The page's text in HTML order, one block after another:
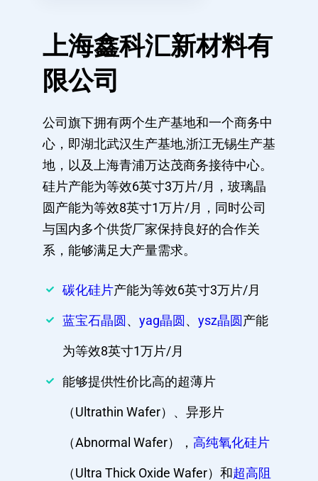
上海鑫科汇新材料有
限公司
公司旗下拥有两个生产基地和一个商务中
心，即湖北武汉生产基地,浙江无锡生产基
地，以及上海青浦万达茂商务接待中心。
硅片产能为等效6英寸3万片/月，玻璃晶
圆产能为等效8英寸1万片/月，同时公司
与国内多个供货厂家保持良好的合作关
系，能够满足大产量需求。
碳化硅片产能为等效6英寸3万片/月
蓝宝石晶圆 、 yag晶圆 、 ysz晶圆 产能
为等效8英寸1万片/月
能够提供性价比高的超薄片
（Ultrathin Wafer）、异形片
（Abnormal Wafer）， 高纯氧化硅片
（Ultra Thick Oxide Wafer）和超高阻